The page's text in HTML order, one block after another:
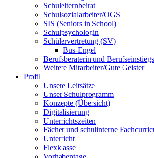
Schulelternbeirat
Schulsozialarbeiter/OGS
SIS (Seniors in School)
Schulpsychologin
Schülervertretung (SV)
Bus-Engel
Berufsberaterin und
Weitere Mitarbeiter/Gute Geister
Profil
Unsere Leitsätze
Unser Schulprogramm
Konzepte (Übersicht)
Digitalisierung
Unterrichtszeiten
Fächer und schulinterne
Unterricht
Flexklasse
Vorhabentage